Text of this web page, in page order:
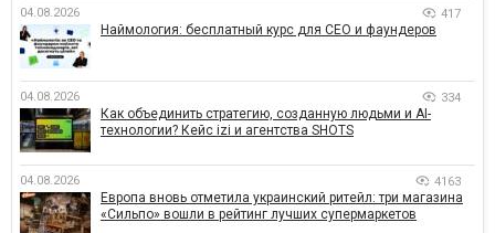
04.08.2026 417
Наймология: бесплатный курс для CEO и фаундеров
04.08.2026 334
Как объединить стратегию, созданную людьми и AI-
технологии? Кейс izi и агентства SHOTS
04.08.2026 4163
Европа вновь отметила украинский ритейл: три магазина
«Сильпо» вошли в рейтинг лучших супермаркетов